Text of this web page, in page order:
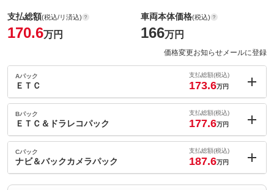
支払総額(税込/リ済込)
170.6万円
車両本体価格(税込)
166万円
価格変更お知らせメールに登録
Aパック
ＥＴＣ
支払総額(税込)
173.6万円
内：オプシ
ョン価格
(税込)
車両本体価
166万円
パック内容
Bパック
ＥＴＣ＆ドラレコパック
支払総額(税込)
177.6万円
内：オプシ
ョン価格
(税込)
車両本体価
Cパック
ナビ＆バックカメラパック
支払総額(税込)
187.6万円